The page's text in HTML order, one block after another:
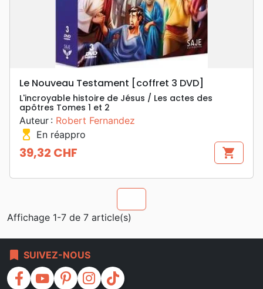
Le Nouveau Testament [coffret 3 DVD]
L'incroyable histoire de Jésus / Les actes des
apôtres Tomes 1 et 2
Auteur : Robert Fernandez
hourglass_top En réappro
Prix
39,32 CHF shopping_cart
Affichage 1-7 de 7 article(s)
bookmark SUIVEZ-NOUS
facebook youtube pinterest instagram
tiktok